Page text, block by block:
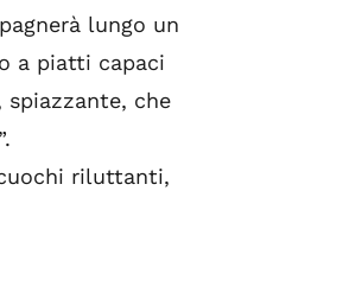
lungo un
a piatti capaci
che
riluttanti,